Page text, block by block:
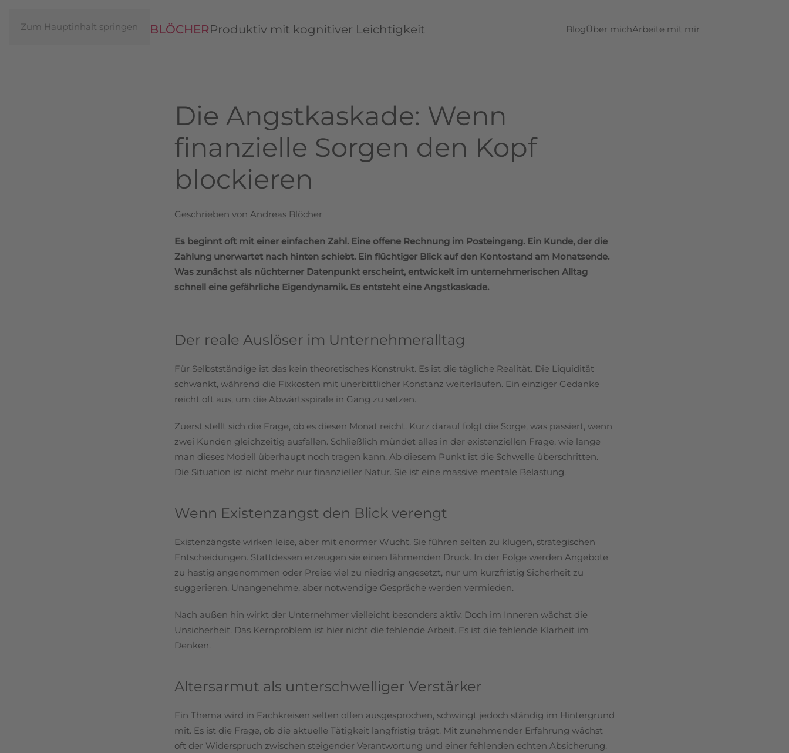
Zum Hauptinhalt springen
ANDREAS BLÖCHERProduktiv mit kognitiver Leichtigkeit BlogÜber michArbeite mit mir
Die Angstkaskade: Wenn
finanzielle Sorgen den Kopf
blockieren
Geschrieben von Andreas Blöcher
Es beginnt oft mit einer einfachen Zahl. Eine offene Rechnung im Posteingang. Ein Kunde, der die
Zahlung unerwartet nach hinten schiebt. Ein flüchtiger Blick auf den Kontostand am Monatsende.
Was zunächst als nüchterner Datenpunkt erscheint, entwickelt im unternehmerischen Alltag
schnell eine gefährliche Eigendynamik. Es entsteht eine Angstkaskade.
Der reale Auslöser im Unternehmeralltag
Für Selbstständige ist das kein theoretisches Konstrukt. Es ist die tägliche Realität. Die Liquidität
schwankt, während die Fixkosten mit unerbittlicher Konstanz weiterlaufen. Ein einziger Gedanke
reicht oft aus, um die Abwärtsspirale in Gang zu setzen.
Zuerst stellt sich die Frage, ob es diesen Monat reicht. Kurz darauf folgt die Sorge, was passiert, wenn
zwei Kunden gleichzeitig ausfallen. Schließlich mündet alles in der existenziellen Frage, wie lange
man dieses Modell überhaupt noch tragen kann. Ab diesem Punkt ist die Schwelle überschritten.
Die Situation ist nicht mehr nur finanzieller Natur. Sie ist eine massive mentale Belastung.
Wenn Existenzangst den Blick verengt
Existenzängste wirken leise, aber mit enormer Wucht. Sie führen selten zu klugen, strategischen
Entscheidungen. Stattdessen erzeugen sie einen lähmenden Druck. In der Folge werden Angebote
zu hastig angenommen oder Preise viel zu niedrig angesetzt, nur um kurzfristig Sicherheit zu
suggerieren. Unangenehme, aber notwendige Gespräche werden vermieden.
Nach außen hin wirkt der Unternehmer vielleicht besonders aktiv. Doch im Inneren wächst die
Unsicherheit. Das Kernproblem ist hier nicht die fehlende Arbeit. Es ist die fehlende Klarheit im
Denken.
Altersarmut als unterschwelliger Verstärker
Ein Thema wird in Fachkreisen selten offen ausgesprochen, schwingt jedoch ständig im Hintergrund
mit. Es ist die Frage, ob die aktuelle Tätigkeit langfristig trägt. Mit zunehmender Erfahrung wächst
oft der Widerspruch zwischen steigender Verantwortung und einer fehlenden echten Absicherung.